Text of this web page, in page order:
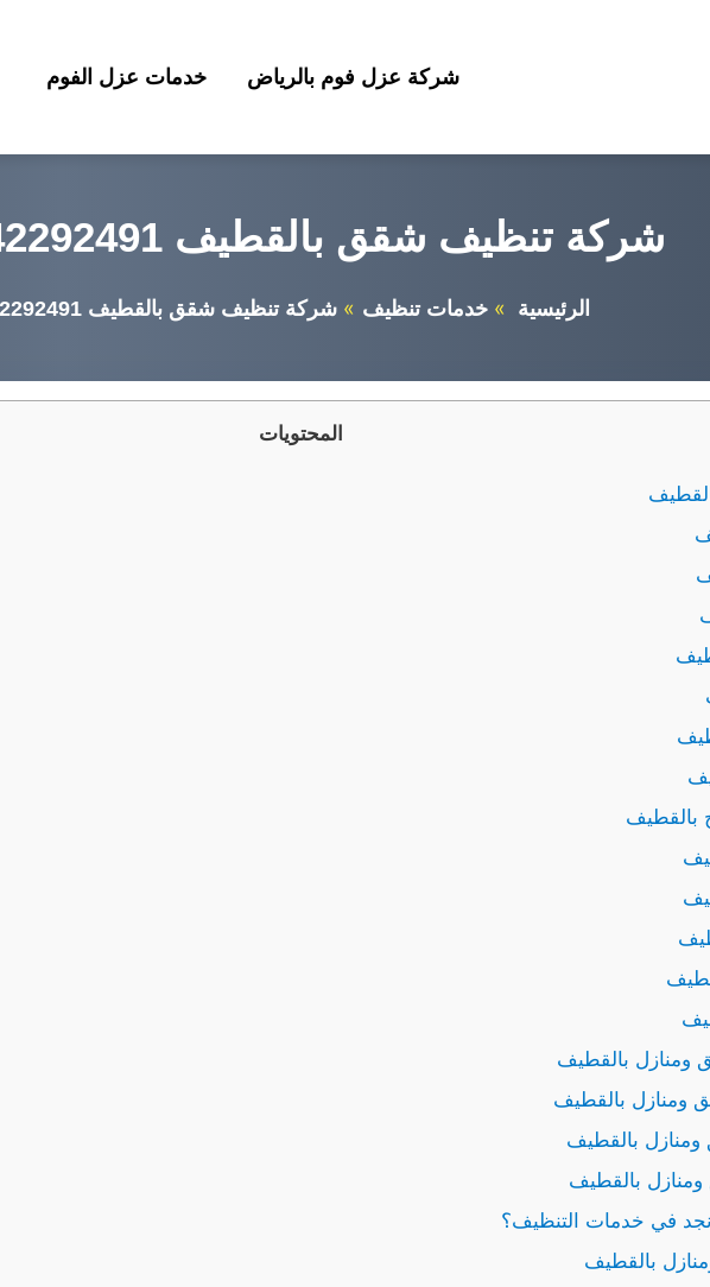
شركة عزل فوم بالرياض خدمات عزل الفوم
شركة تنظيف شقق بالقطيف 0542292491
الرئيسية خدمات تنظيف شركة تنظيف شقق بالقطيف 0542292491
المحتويات
بالقطيف
بالقطيف
ومنازل بالقطيف
بالقطيف
بالقطيف
في خدمات التنظيف؟
بالقطيف